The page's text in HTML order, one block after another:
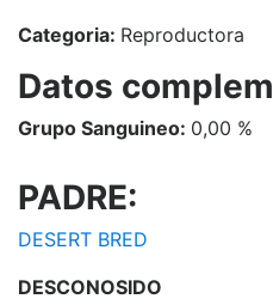
Categoria: Reproductora
Datos
Grupo Sanguineo: 0,00 %
PADRE:
DESERT BRED
DESCONOSIDO